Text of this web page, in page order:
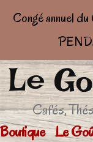
Congé annuel
Aller
au
contenu
Le
Cafés,
Boutique Le